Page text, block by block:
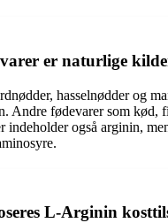
er naturlige
hasselnødder og
Andre fødevarer som kød,
indeholder også arginin,
L-Arginin